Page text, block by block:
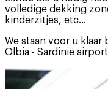
volledige dekking
kinderzitjes, etc...
We staan voor u
Olbia - Sardinië